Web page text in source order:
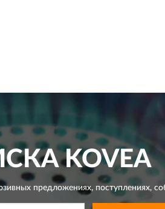
KOVEA
предложениях,поступлениях,